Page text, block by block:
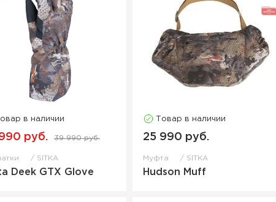
в наличии
руб. 39 990 руб.
SITKA
Deek GTX Glove
Товар в наличии
25 990 руб.
Муфта SITKA
Hudson Muff